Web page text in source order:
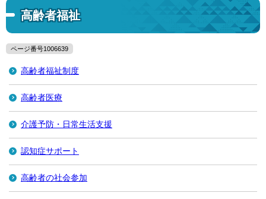
高齢者福祉
ページ番号1006639
高齢者福祉制度
高齢者医療
介護予防・日常生活支援
認知症サポート
高齢者の社会参加